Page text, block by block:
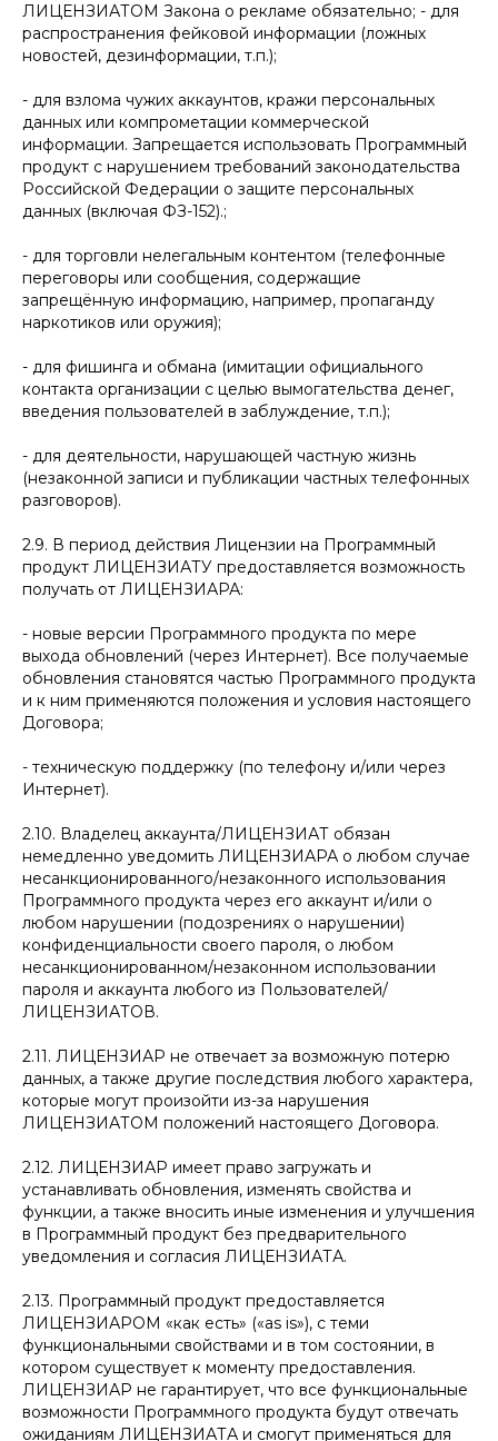
ЛИЦЕНЗИАТОМ Закона о рекламе обязательно; - для
распространения фейковой информации (ложных
новостей, дезинформации, т.п.);
- для взлома чужих аккаунтов, кражи персональных
данных или компрометации коммерческой
информации. Запрещается использовать Программный
продукт с нарушением требований законодательства
Российской Федерации о защите персональных
данных (включая ФЗ-152).;
- для торговли нелегальным контентом (телефонные
переговоры или сообщения, содержащие
запрещённую информацию, например, пропаганду
наркотиков или оружия);
- для фишинга и обмана (имитации официального
контакта организации с целью вымогательства денег,
введения пользователей в заблуждение, т.п.);
- для деятельности, нарушающей частную жизнь
(незаконной записи и публикации частных телефонных
разговоров).
2.9. В период действия Лицензии на Программный
продукт ЛИЦЕНЗИАТУ предоставляется возможность
получать от ЛИЦЕНЗИАРА:
- новые версии Программного продукта по мере
выхода обновлений (через Интернет). Все получаемые
обновления становятся частью Программного продукта
и к ним применяются положения и условия настоящего
Договора;
- техническую поддержку (по телефону и/или через
Интернет).
2.10. Владелец аккаунта/ЛИЦЕНЗИАТ обязан
немедленно уведомить ЛИЦЕНЗИАРА о любом случае
несанкционированного/незаконного использования
Программного продукта через его аккаунт и/или о
любом нарушении (подозрениях о нарушении)
конфиденциальности своего пароля, о любом
несанкционированном/незаконном использовании
пароля и аккаунта любого из Пользователей/
ЛИЦЕНЗИАТОВ.
2.11. ЛИЦЕНЗИАР не отвечает за возможную потерю
данных, а также другие последствия любого характера,
которые могут произойти из-за нарушения
ЛИЦЕНЗИАТОМ положений настоящего Договора.
2.12. ЛИЦЕНЗИАР имеет право загружать и
устанавливать обновления, изменять свойства и
функции, а также вносить иные изменения и улучшения
в Программный продукт без предварительного
уведомления и согласия ЛИЦЕНЗИАТА.
2.13. Программный продукт предоставляется
ЛИЦЕНЗИАРОМ «как есть» («as is»), с теми
функциональными свойствами и в том состоянии, в
котором существует к моменту предоставления.
ЛИЦЕНЗИАР не гарантирует, что все функциональные
возможности Программного продукта будут отвечать
ожиданиям ЛИЦЕНЗИАТА и смогут применяться для